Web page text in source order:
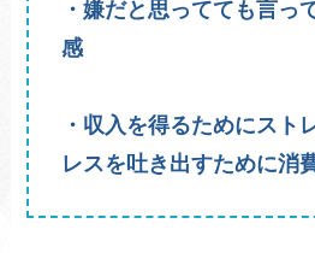
・嫌だと思ってても言っ
感
・収入を得るためにスト
レスを吐き出すために消